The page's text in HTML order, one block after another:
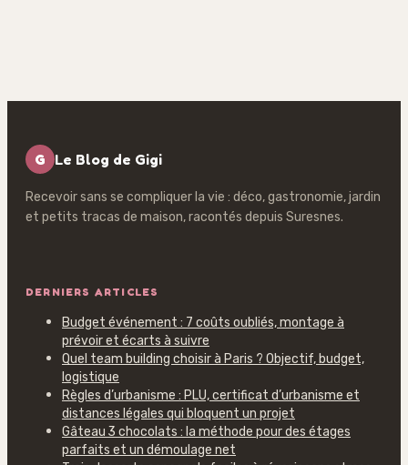
G Le Blog de Gigi
Recevoir sans se compliquer la vie : déco, gastronomie, jardin
et petits tracas de maison, racontés depuis Suresnes.
DERNIERS ARTICLES
Budget événement : 7 coûts oubliés, montage à
prévoir et écarts à suivre
Quel team building choisir à Paris ? Objectif, budget,
logistique
Règles d’urbanisme : PLU, certificat d’urbanisme et
distances légales qui bloquent un projet
Gâteau 3 chocolats : la méthode pour des étages
parfaits et un démoulage net